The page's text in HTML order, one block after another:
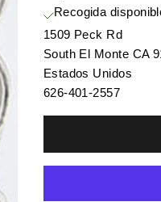
Recogida
1509 Peck Rd
South El Monte CA
Estados Unidos
626-401-2557